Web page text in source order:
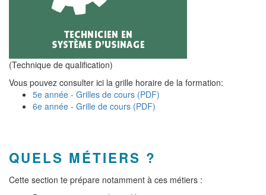
(Technique de qualification)
Vous pouvez consulter ici la grille horaire de la formation:
5e année - Grilles de cours (PDF)
6e année - Grille de cours (PDF)
QUELS MÉTIERS ?
Cette section te prépare notamment à ces métiers :